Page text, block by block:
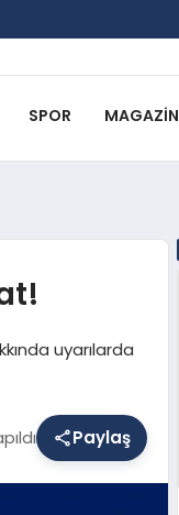
SPOR MAGAZIN
uyarılarda
Paylaş